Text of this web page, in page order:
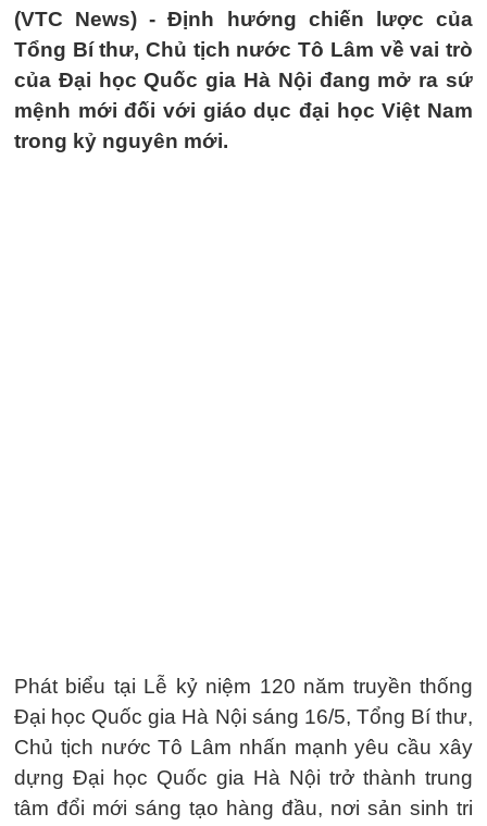
(VTC News) -Định hướng chiến lược của
Tổng Bí thư, Chủ tịch nước Tô Lâm về vai trò
của Đại học Quốc gia Hà Nội đang mở ra sứ
mệnh mới đối với giáo dục đại học Việt Nam
trong kỷ nguyên mới.
Phát biểu tại Lễ kỷ niệm 120 năm truyền thống
Đại học Quốc gia Hà Nội sáng 16/5, Tổng Bí thư,
Chủ tịch nước Tô Lâm nhấn mạnh yêu cầu xây
dựng Đại học Quốc gia Hà Nội trở thành trung
tâm đổi mới sáng tạo hàng đầu, nơi sản sinh tri